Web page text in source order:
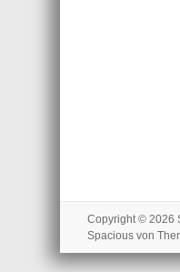
Copyright © 2026
Spacious von